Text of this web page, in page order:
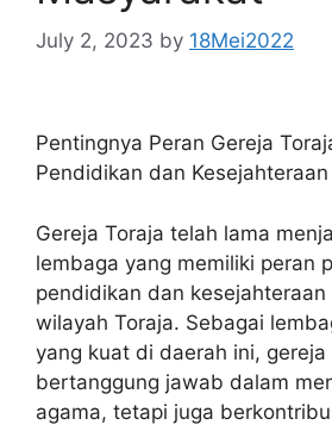
July 2, 2023 by 18Mei2022
Pentingnya Peran Gereja
Pendidikan dan
Gereja Toraja telah lama
lembaga yang memiliki peran
pendidikan dan
wilayah Toraja. Sebagai
yang kuat di daerah ini,
bertanggung jawab dalam
agama, tetapi juga